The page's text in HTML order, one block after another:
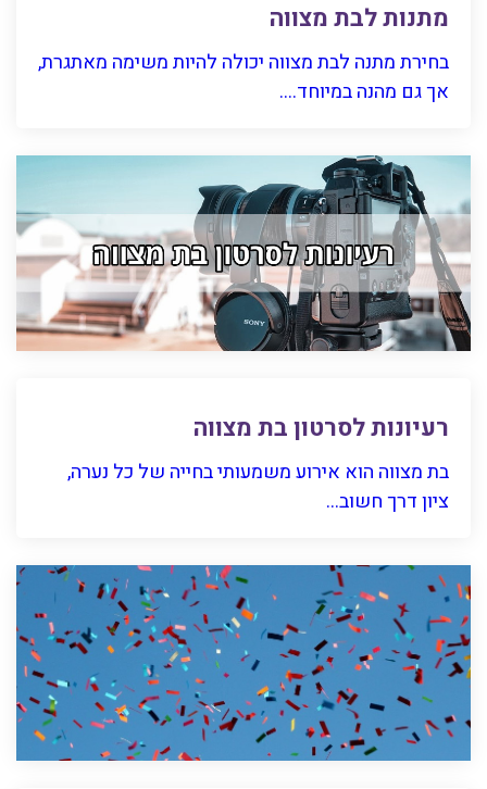
מתנות לבת מצווה
בחירת מתנה לבת מצווה יכולה להיות משימה מאתגרת,
אך גם מהנה במיוחד....
רעיונות לסרטון בת מצווה
בת מצווה הוא אירוע משמעותי בחייה של כל נערה,
ציון דרך חשוב...